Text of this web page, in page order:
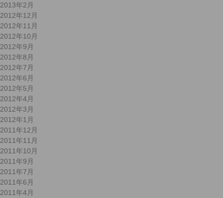
2013年2月
2012年12月
2012年11月
2012年10月
2012年9月
2012年8月
2012年7月
2012年6月
2012年5月
2012年4月
2012年3月
2012年1月
2011年12月
2011年11月
2011年10月
2011年9月
2011年7月
2011年6月
2011年4月